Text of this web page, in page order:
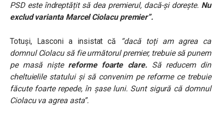
PSD este îndreptățit să dea premierul, dacă-și dorește. Nu
exclud varianta Marcel Ciolacu premier”.
Totuși, Lasconi a insistat că
“dacă toți am agrea ca
domnul Ciolacu să fie următorul premier, trebuie să punem
pe masă niște reforme foarte clare. Să reducem din
cheltuielile statului și să convenim pe reforme ce trebuie
făcute foarte repede, în șase luni. Sunt sigură că domnul
Ciolacu va agrea asta”.